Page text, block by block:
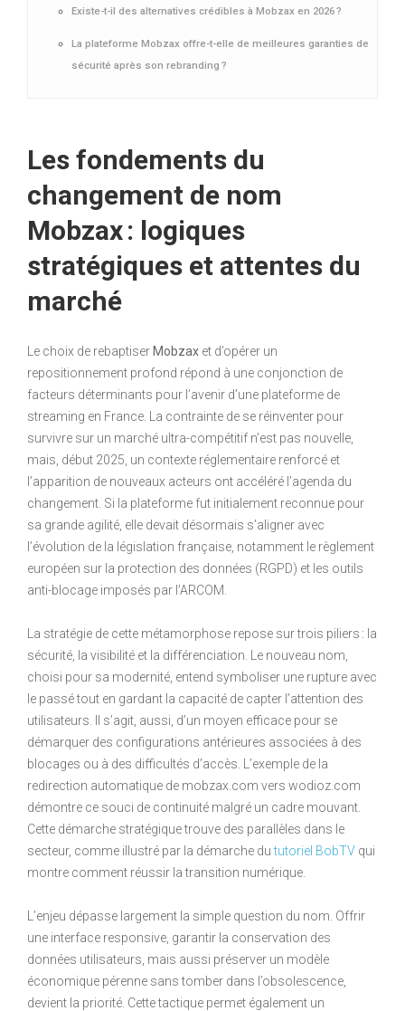
Existe-t-il des alternatives crédibles à Mobzax en 2026 ?
La plateforme Mobzax offre-t-elle de meilleures garanties de
sécurité après son rebranding ?
Les fondements du
changement de nom
Mobzax : logiques
stratégiques et attentes du
marché
Le choix de rebaptiser Mobzax et d’opérer un
repositionnement profond répond à une conjonction de
facteurs déterminants pour l’avenir d’une plateforme de
streaming en France. La contrainte de se réinventer pour
survivre sur un marché ultra-compétitif n’est pas nouvelle,
mais, début 2025, un contexte réglementaire renforcé et
l’apparition de nouveaux acteurs ont accéléré l’agenda du
changement. Si la plateforme fut initialement reconnue pour
sa grande agilité, elle devait désormais s’aligner avec
l’évolution de la législation française, notamment le règlement
européen sur la protection des données (RGPD) et les outils
anti-blocage imposés par l’ARCOM.
La stratégie de cette métamorphose repose sur trois piliers : la
sécurité, la visibilité et la différenciation. Le nouveau nom,
choisi pour sa modernité, entend symboliser une rupture avec
le passé tout en gardant la capacité de capter l’attention des
utilisateurs. Il s’agit, aussi, d’un moyen efficace pour se
démarquer des configurations antérieures associées à des
blocages ou à des difficultés d’accès. L’exemple de la
redirection automatique de mobzax.com vers wodioz.com
démontre ce souci de continuité malgré un cadre mouvant.
Cette démarche stratégique trouve des parallèles dans le
secteur, comme illustré par la démarche dututoriel BobTV qui
montre comment réussir la transition numérique.
L’enjeu dépasse largement la simple question du nom. Offrir
une interface responsive, garantir la conservation des
données utilisateurs, mais aussi préserver un modèle
économique pérenne sans tomber dans l’obsolescence,
devient la priorité. Cette tactique permet également un